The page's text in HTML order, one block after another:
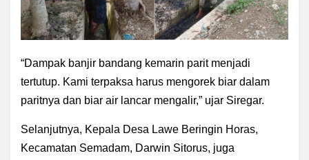
“Dampak banjir bandang kemarin parit menjadi
tertutup. Kami terpaksa harus mengorek biar dalam
paritnya dan biar air lancar mengalir,” ujar Siregar.
Selanjutnya, Kepala Desa Lawe Beringin Horas,
Kecamatan Semadam, Darwin Sitorus, juga